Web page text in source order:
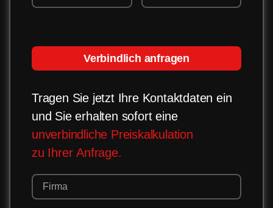
Verbindlich anfragen
Tragen Sie jetzt Ihre Kontaktdaten ein
und Sie erhalten sofort eine
unverbindliche Preiskalkulation
zu Ihrer Anfrage.